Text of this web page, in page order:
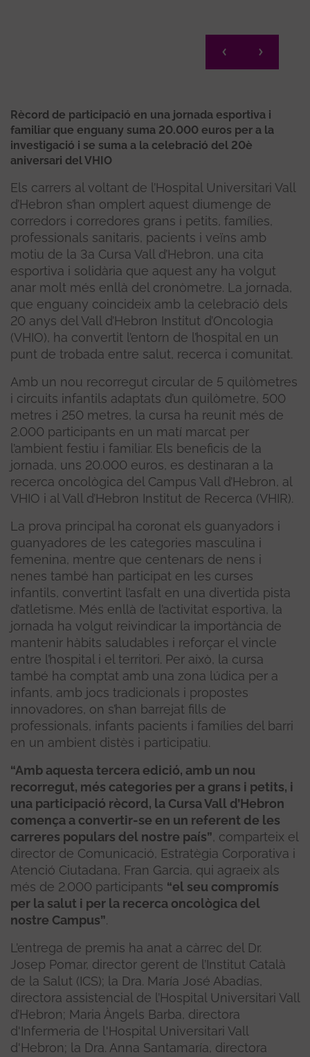
Rècord de participació en una jornada esportiva i
familiar que enguany suma 20.000 euros per a la
investigació i se suma a la celebració del 20è
aniversari del VHIO
Els carrers al voltant de l’Hospital Universitari Vall
d’Hebron s’han omplert aquest diumenge de
corredors i corredores grans i petits, famílies,
professionals sanitaris, pacients i veïns amb
motiu de la 3a Cursa Vall d’Hebron, una cita
esportiva i solidària que aquest any ha volgut
anar molt més enllà del cronòmetre. La jornada,
que enguany coincideix amb la celebració dels
20 anys del Vall d’Hebron Institut d’Oncologia
(VHIO), ha convertit l’entorn de l’hospital en un
punt de trobada entre salut, recerca i comunitat.
Amb un nou recorregut circular de 5 quilòmetres
i circuits infantils adaptats d’un quilòmetre, 500
metres i 250 metres, la cursa ha reunit més de
2.000 participants en un matí marcat per
l’ambient festiu i familiar. Els beneficis de la
jornada, uns 20.000 euros, es destinaran a la
recerca oncològica del Campus Vall d’Hebron, al
VHIO i al Vall d’Hebron Institut de Recerca (VHIR).
La prova principal ha coronat els guanyadors i
guanyadores de les categories masculina i
femenina, mentre que centenars de nens i
nenes també han participat en les curses
infantils, convertint l’asfalt en una divertida pista
d’atletisme. Més enllà de l’activitat esportiva, la
jornada ha volgut reivindicar la importància de
mantenir hàbits saludables i reforçar el vincle
entre l’hospital i el territori. Per això, la cursa
també ha comptat amb una zona lúdica per a
infants, amb jocs tradicionals i propostes
innovadores, on s’han barrejat fills de
professionals, infants pacients i famílies del barri
en un ambient distès i participatiu.
“Amb aquesta tercera edició, amb un nou
recorregut, més categories per a grans i petits, i
una participació rècord, la Cursa Vall d’Hebron
comença a convertir-se en un referent de les
carreres populars del nostre país”, comparteix el
director de Comunicació, Estratègia Corporativa i
Atenció Ciutadana, Fran Garcia, qui agraeix als
més de 2.000 participants “el seu compromís
per la salut i per la recerca oncològica del
nostre Campus”.
L’entrega de premis ha anat a càrrec del Dr.
Josep Pomar, director gerent de l’Institut Català
de la Salut (ICS); la Dra. María José Abadías,
directora assistencial de l’Hospital Universitari Vall
d’Hebron; Maria Àngels Barba, directora
d'Infermeria de l'Hospital Universitari Vall
d'Hebron; la Dra. Anna Santamaría, directora